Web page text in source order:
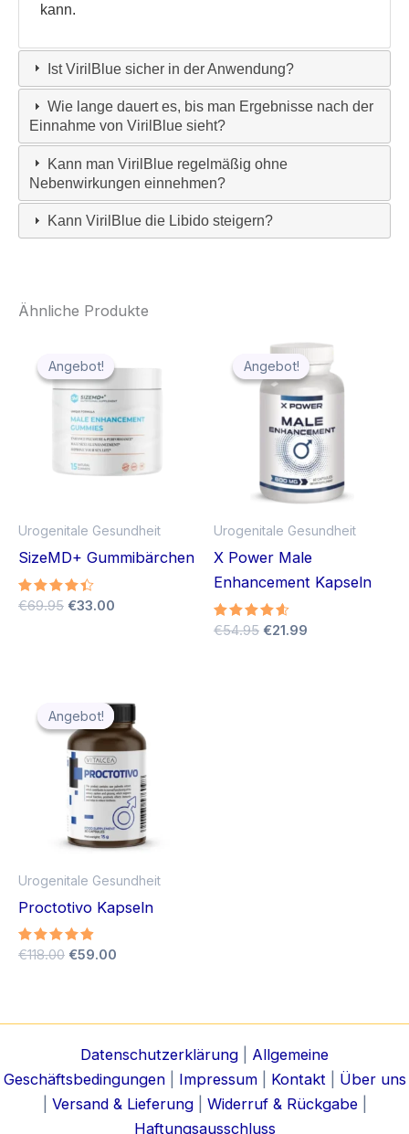
kann.
Ist VirilBlue sicher in der Anwendung?
Wie lange dauert es, bis man Ergebnisse nach der
Einnahme von VirilBlue sieht?
Kann man VirilBlue regelmäßig ohne
Nebenwirkungen einnehmen?
Kann VirilBlue die Libido steigern?
Ähnliche Produkte
Angebot!
Angebot!
Urogenitale Gesundheit
SizeMD+ Gummibärchen
Bewertet
€69.95 Ursprünglicher
€33.00
Angebot!
Angebot!
Urogenitale Gesundheit
X Power Male
Enhancement Kapseln
Bewertet
€54.95 Ursprünglicher
€21.99
Angebot!
Angebot!
Urogenitale Gesundheit
Proctotivo Kapseln
Bewertet
€118.00 Ursprünglicher
€59.00
Datenschutzerklärung
Allgemeine
Geschäftsbedingungen| Impressum| Kontakt| Über uns
Versand & Lieferung| Widerruf & Rückgabe|
Haftungsausschluss